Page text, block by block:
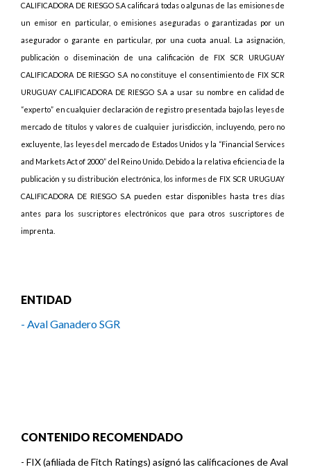
CALIFICADORA DE RIESGO S.A calificará todas o algunas de las emisiones de
un emisor en particular, o emisiones aseguradas o garantizadas por un
asegurador o garante en particular, por una cuota anual. La asignación,
publicación o diseminación de una calificación de FIX SCR URUGUAY
CALIFICADORA DE RIESGO S.A no constituye el consentimiento de FIX SCR
URUGUAY CALIFICADORA DE RIESGO S.A a usar su nombre en calidad de
“experto” en cualquier declaración de registro presentada bajo las leyes de
mercado de títulos y valores de cualquier jurisdicción, incluyendo, pero no
excluyente, las leyes del mercado de Estados Unidos y la “Financial Services
and Markets Act of 2000” del Reino Unido. Debido a la relativa eficiencia de la
publicación y su distribución electrónica, los informes de FIX SCR URUGUAY
CALIFICADORA DE RIESGO S.A pueden estar disponibles hasta tres días
antes para los suscriptores electrónicos que para otros suscriptores de
imprenta.
ENTIDAD
- Aval Ganadero SGR
CONTENIDO RECOMENDADO
- FIX (afiliada de Fitch Ratings) asignó las calificaciones de Aval